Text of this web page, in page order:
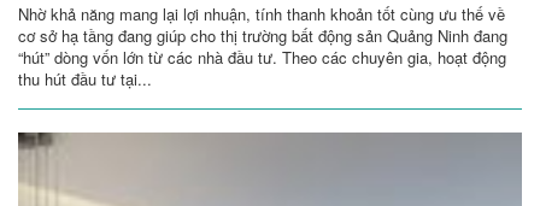
Nhờ khả năng mang lại lợi nhuận, tính thanh khoản tốt cùng ưu thế về
cơ sở hạ tầng đang giúp cho thị trường bất động sản Quảng Ninh đang
“hút” dòng vốn lớn từ các nhà đầu tư. Theo các chuyên gia, hoạt động
thu hút đầu tư tại...